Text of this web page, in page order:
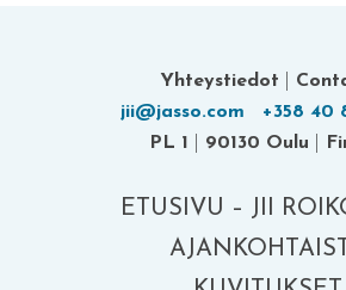
Yhteystiedot
jii@jasso.com
+358 40
PL 1
90130 Oulu
ETUSIVU – JII